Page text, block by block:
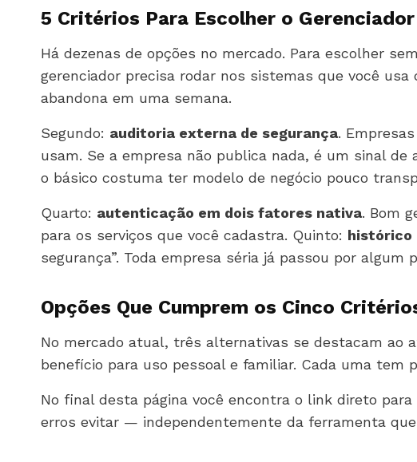
5 Critérios Para Escolher o
Há dezenas de opções no mercado. Para escolher
gerenciador precisa rodar nos sistemas que você
abandona em uma semana.
Segundo: auditoria externa de segurança.
usam. Se a empresa não publica nada, é um sinal de
o básico costuma ter modelo de negócio pouco
Quarto: autenticação em dois fatores nativa. Bom
para os serviços que você cadastra. Quinto: histórico
segurança”. Toda empresa séria já passou por
Opções Que Cumprem os Cinco
No mercado atual, três alternativas se destacam ao
benefício para uso pessoal e familiar. Cada uma
No final desta página você encontra o link direto
erros evitar — independentemente da ferramenta que